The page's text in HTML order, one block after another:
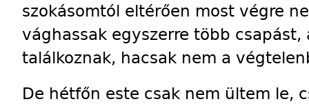
szokásomtól eltérően most végre
vághassak egyszerre több
találkoznak, hacsak nem a
De hétfőn este csak nem ültem le,